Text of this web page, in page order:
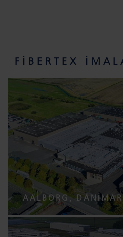
FIBERTEX
AALBORG,